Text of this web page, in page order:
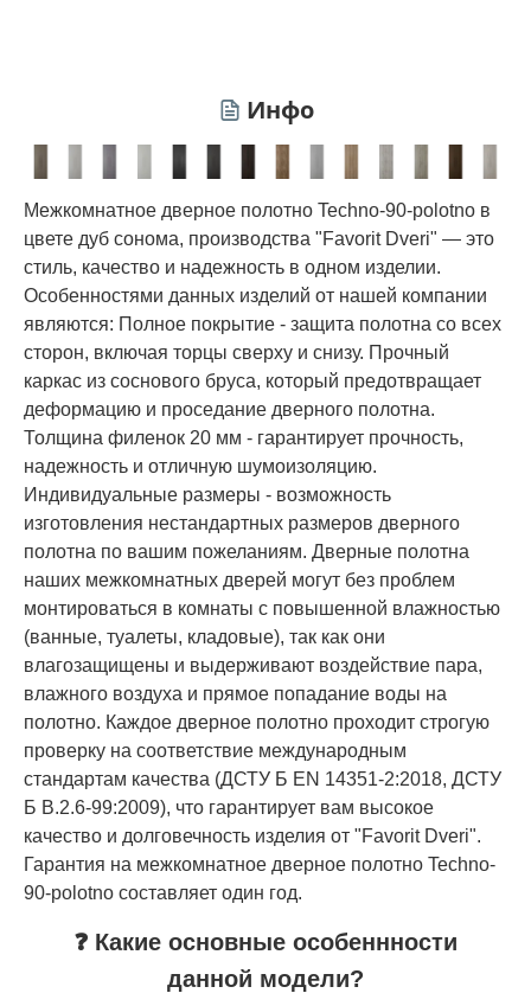
Инфо
Межкомнатное дверное полотно Techno-90-polotno в
цвете дуб сонома, производства "Favorit Dveri" — это
стиль, качество и надежность в одном изделии.
Особенностями данных изделий от нашей компании
являются: Полное покрытие - защита полотна со всех
сторон, включая торцы сверху и снизу. Прочный
каркас из соснового бруса, который предотвращает
деформацию и проседание дверного полотна.
Толщина филенок 20 мм - гарантирует прочность,
надежность и отличную шумоизоляцию.
Индивидуальные размеры - возможность
изготовления нестандартных размеров дверного
полотна по вашим пожеланиям. Дверные полотна
наших межкомнатных дверей могут без проблем
монтироваться в комнаты с повышенной влажностью
(ванные, туалеты, кладовые), так как они
влагозащищены и выдерживают воздействие пара,
влажного воздуха и прямое попадание воды на
полотно. Каждое дверное полотно проходит строгую
проверку на соответствие международным
стандартам качества (ДСТУ Б EN 14351-2:2018, ДСТУ
Б В.2.6-99:2009), что гарантирует вам высокое
качество и долговечность изделия от "Favorit Dveri".
Гарантия на межкомнатное дверное полотно Techno-
90-polotno составляет один год.
❓ Какие основные особеннности
данной модели?